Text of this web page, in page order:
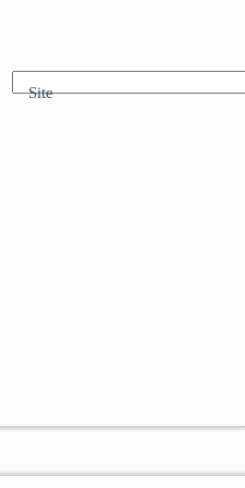
Site